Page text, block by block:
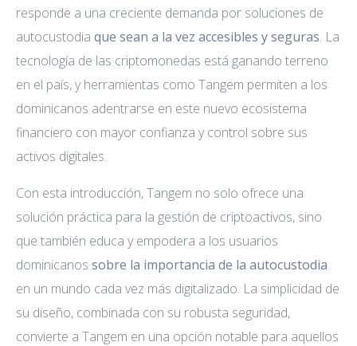
responde a una creciente demanda por soluciones de
autocustodia que sean a la vez accesibles y seguras. La
tecnología de las criptomonedas está ganando terreno
en el país, y herramientas como Tangem permiten a los
dominicanos adentrarse en este nuevo ecosistema
financiero con mayor confianza y control sobre sus
activos digitales.
Con esta introducción, Tangem no solo ofrece una
solución práctica para la gestión de criptoactivos, sino
que también educa y empodera a los usuarios
dominicanos sobre la importancia de la autocustodia
en un mundo cada vez más digitalizado. La simplicidad de
su diseño, combinada con su robusta seguridad,
convierte a Tangem en una opción notable para aquellos